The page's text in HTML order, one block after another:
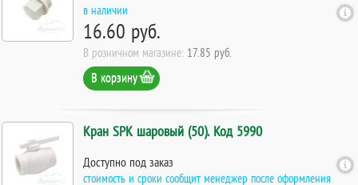
в наличии
16.60 руб.
В розничном магазине: 17.85 руб.
В корзину
Кран SPK шаровый (50). Код 5990
Доступно под заказ
стоимость и сроки сообщит менеджер после оформления